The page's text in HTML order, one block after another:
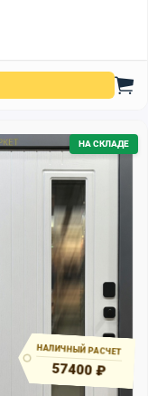
НА СКЛАДЕ
НАЛИЧНЫЙ РАСЧЕТ
57400 ₽